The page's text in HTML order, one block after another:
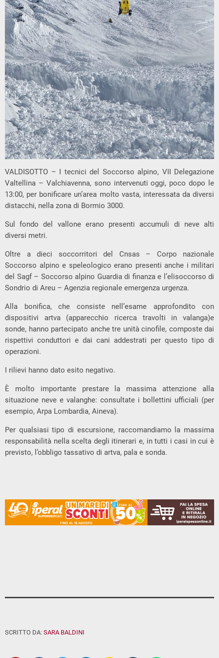
VALDISOTTO – I tecnici del Soccorso alpino, VII Delegazione
Valtellina – Valchiavenna, sono intervenuti oggi, poco dopo le
13:00, per bonificare un’area molto vasta, interessata da diversi
distacchi, nella zona di Bormio 3000.
Sul fondo del vallone erano presenti accumuli di neve alti
diversi metri.
Oltre a dieci soccorritori del Cnsas – Corpo nazionale
Soccorso alpino e speleologico erano presenti anche i militari
del Sagf – Soccorso alpino Guardia di finanza e l’elisoccorso di
Sondrio di Areu – Agenzia regionale emergenza urgenza.
Alla bonifica, che consiste nell’esame approfondito con
dispositivi artva (apparecchio ricerca travolti in valanga)e
sonde, hanno partecipato anche tre unità cinofile, composte dai
rispettivi conduttori e dai cani addestrati per questo tipo di
operazioni.
I rilievi hanno dato esito negativo.
È molto importante prestare la massima attenzione alla
situazione neve e valanghe: consultate i bollettini ufficiali (per
esempio, Arpa Lombardia, Aineva).
Per qualsiasi tipo di escursione, raccomandiamo la massima
responsabilità nella scelta degli itinerari e, in tutti i casi in cui è
previsto, l’obbligo tassativo di artva, pala e sonda.
SCRITTO DA: SARA BALDINI